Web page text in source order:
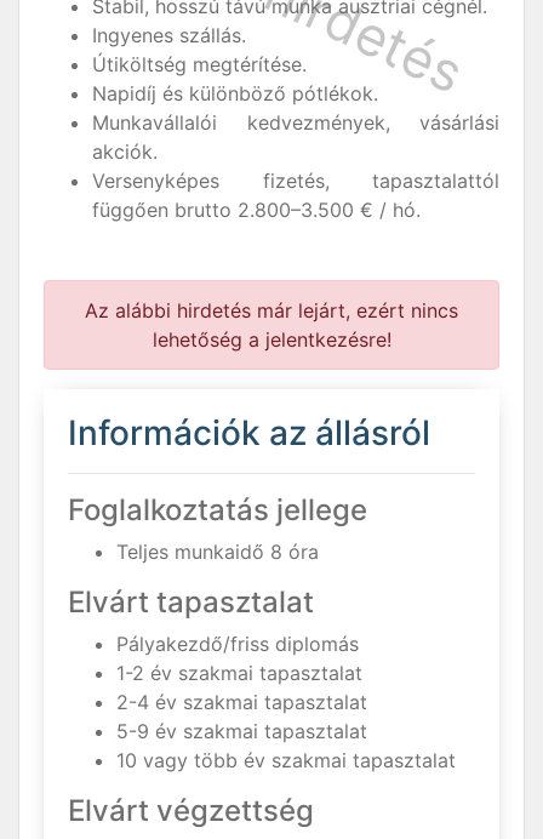
Stabil, hosszú távú munka ausztriai cégnél.
Ingyenes szállás.
Útiköltség megtérítése.
Napidíj és különböző pótlékok.
Munkavállalói kedvezmények, vásárlási
akciók.
Versenyképes fizetés, tapasztalattól
függően brutto 2.800–3.500 € / hó.
Az alábbi hirdetés már lejárt, ezért nincs
lehetőség a jelentkezésre!
Információk az állásról
Foglalkoztatás jellege
Teljes munkaidő 8 óra
Elvárt tapasztalat
Pályakezdő/friss diplomás
1-2 év szakmai tapasztalat
2-4 év szakmai tapasztalat
5-9 év szakmai tapasztalat
10 vagy több év szakmai tapasztalat
Elvárt végzettség